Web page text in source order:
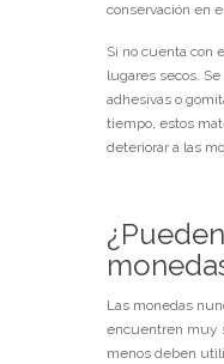
conservación en
Si no cuenta con
lugares secos.
adhesivas o
tiempo, estos
deteriorar a las
Las monedas
encuentren muy
menos deben